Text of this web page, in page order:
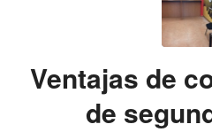
Ventajas de
de